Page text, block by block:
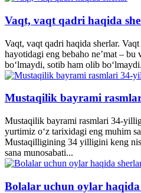
Vaqt, vaqt qadri haqida
Vaqt, vaqt qadri haqida sherlar.
hayotidagi eng bebaho ne’mat –
bo‘lmaydi, sotib ham olib
Mustaqilik bayrami
Mustaqilik bayrami rasmlari 34-
yurtimiz o‘z tarixidagi eng muhim
Mustaqilligining 34 yilligini keng
sana munosabati...
Bolalar uchun oylar